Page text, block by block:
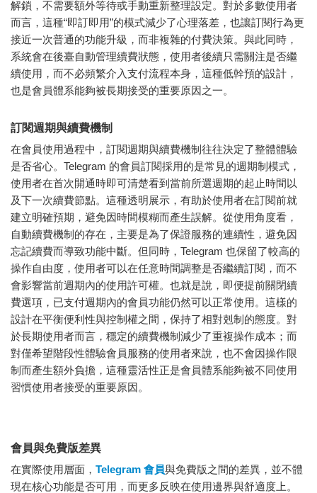
解鎖，不需要額外等待或手動重新整理設定。對於多數使用者
而言，這種“即訂即用”的模式減少了心理落差，也讓訂閱行為更
接近一次普通的功能升級，而非複雜的付費決策。與此同時，
系統會在後臺自動管理續費狀態，使用者後續只需關注是否繼
續使用，而不必頻繁介入支付流程本身，這種低幹預的設計，
也是會員體系能夠被長期接受的重要原因之一。
訂閱週期與續費機制
在會員使用過程中，訂閱週期與續費機制往往決定了整體體驗
是否省心。Telegram 的會員訂閱採用的是常見的週期制模式，
使用者在首次開通時即可清楚看到當前所選週期的起止時間以
及下一次續費節點。這種透明展示，有助於使用者在訂閱前就
建立明確預期，避免因時間模糊而產生誤解。從使用角度看，
自動續費機制的存在，主要是為了保證服務的連續性，避免因
忘記續費而導致功能中斷。但同時，Telegram 也保留了較高的
操作自由度，使用者可以在任意時間調整是否繼續訂閱，而不
會影響當前週期內的使用許可權。也就是說，即便提前關閉續
費選項，已支付週期內的會員功能仍然可以正常使用。這樣的
設計在平衡便利性與控制權之間，保持了相對剋制的態度。對
於長期使用者而言，穩定的續費機制減少了重複操作成本；而
對僅希望階段性體驗會員服務的使用者來說，也不會因操作限
制而產生額外負擔，這種靈活性正是會員體系能夠被不同使用
習慣使用者接受的重要原因。
會員與免費版差異
在實際使用層面， Telegram 會員與免費版之間的差異，並不體
現在核心功能是否可用，而更多反映在使用邊界與舒適度上。